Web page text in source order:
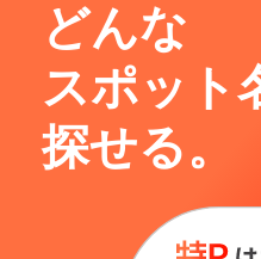
どんな
スポット
探せる。